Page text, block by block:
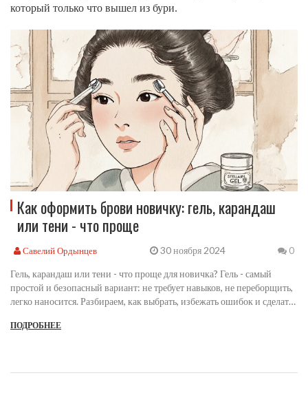
который только что вышел из бури.
Как оформить брови новичку: гель, карандаш
или тени - что проще
Савелий Ордынцев 30 ноября 2024 0
Гель, карандаш или тени - что проще для новичка? Гель - самый
простой и безопасный вариант: не требует навыков, не переборщить,
легко наносится. Разбираем, как выбрать, избежать ошибок и сделать
ПОДРОБНЕЕ